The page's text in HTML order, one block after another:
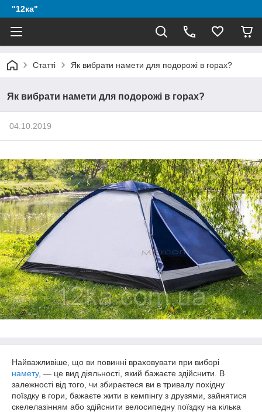
"12ка"
Статті Як вибрати намети для подорожі в горах?
Як вибрати намети для подорожі в горах?
04.10.2019
Найважливіше, що ви повинні враховувати при виборі
намету, — це вид діяльності, який бажаєте здійснити. В
залежності від того, чи збираєтеся ви в тривалу похідну
поїздку в гори, бажаєте жити в кемпінгу з друзями, зайнятися
скелелазінням або здійснити велосипедну поїздку на кілька